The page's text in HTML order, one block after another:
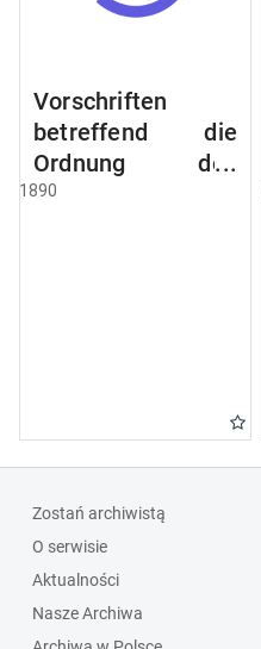
Vorschriften
betreffend die
Ordnung des
Geschäftsganges
1890
Zostań archiwistą
O serwisie
Aktualności
Nasze Archiwa